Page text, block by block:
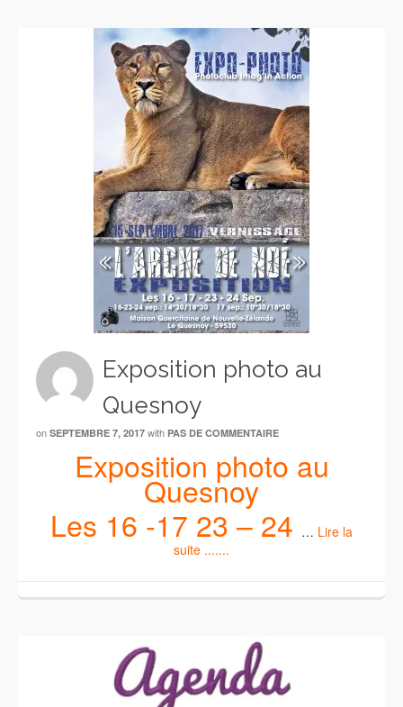
Exposition photo au
Quesnoy
on SEPTEMBRE 7, 2017 with PAS DE COMMENTAIRE
Exposition photo au
Quesnoy
Les 16 -17 23 – 24 … Lire la
suite .......